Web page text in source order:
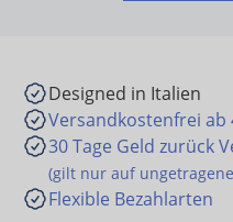
Designed in Italien
Versandkostenfrei ab
30 Tage Geld zurück
(gilt nur auf
Flexible Bezahlarten